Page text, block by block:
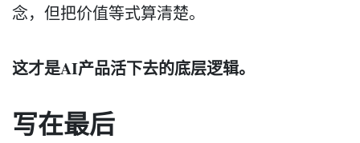
念，但把价值等式算清楚。
这才是AI产品活下去的底层逻辑。
写在最后